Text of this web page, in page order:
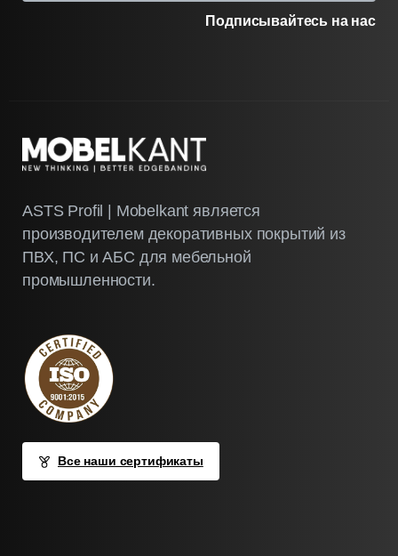
Подписывайтесь на нас
ASTS Profil | Mobelkant является
производителем декоративных покрытий из
ПВХ, ПС и АБС для мебельной
промышленности.
Все наши сертификаты